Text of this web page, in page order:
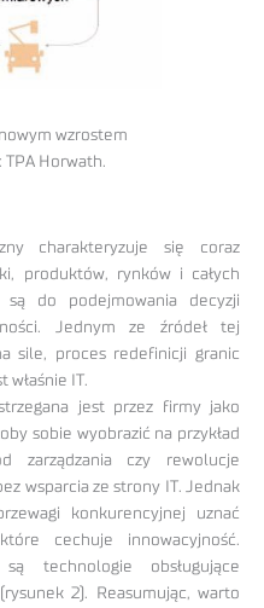
wzrostem
TPA Horwath.
charakteryzuje się coraz
produktów, rynków i całych
są do podejmowania decyzji
Jednym ze źródeł tej
sile, proces redefinicji granic
właśnie IT.
jest przez firmy jako
sobie wyobrazić na przykład
zarządzania czy rewolucje
wsparcia ze strony IT. Jednak
konkurencyjnej uznać
cechuje innowacyjność.
technologie obsługujące
2). Reasumując, warto